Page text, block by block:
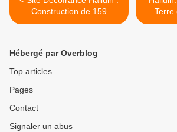
Construction de 159
Logements... (2020 - 2021).
Hébergé par Overblog
Top articles
Pages
Contact
Signaler un abus